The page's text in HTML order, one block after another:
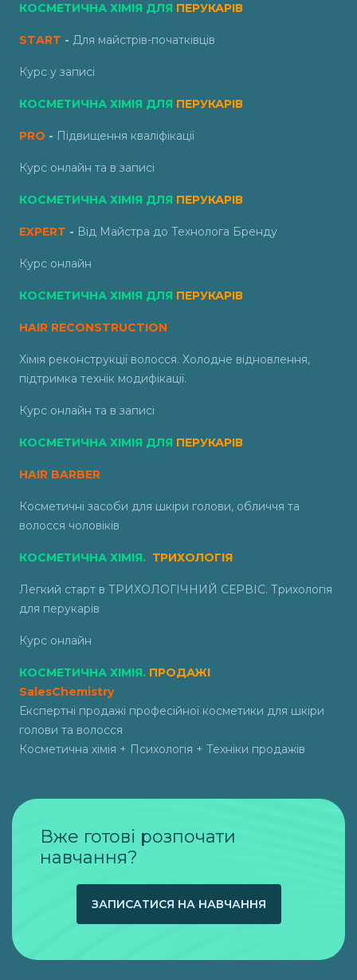
КОСМЕТИЧНА ХІМІЯ ДЛЯ ПЕРУКАРІВ
START - Для майстрів-початківців
Курс у записі
КОСМЕТИЧНА ХІМІЯ ДЛЯ ПЕРУКАРІВ
PRO - Підвищення кваліфікації
Курс онлайн та в записі
КОСМЕТИЧНА ХІМІЯ ДЛЯ ПЕРУКАРІВ
EXPERT - Від Майстра до Технолога Бренду
Курс онлайн
КОСМЕТИЧНА ХІМІЯ ДЛЯ ПЕРУКАРІВ
HAIR RECONSTRUCTION
Хімія реконструкції волосся. Холодне відновлення,
підтримка технік модифікації.
Курс онлайн та в записі
КОСМЕТИЧНА ХІМІЯ ДЛЯ ПЕРУКАРІВ
HAIR BARBER
Косметичні засоби для шкіри голови, обличчя та
волосся чоловіків
КОСМЕТИЧНА ХІМІЯ. ТРИХОЛОГІЯ
Легкий старт в ТРИХОЛОГІЧНИЙ СЕРВІС. Трихологія
для перукарів
Курс онлайн
КОСМЕТИЧНА ХІМІЯ. ПРОДАЖІ
SalesChemistry
Експертні продажі професійної косметики для шкіри
голови та волосся
Косметична хімія + Психологія + Техніки продажів
Вже готові розпочати
навчання?
ЗАПИСАТИСЯ НА НАВЧАННЯ